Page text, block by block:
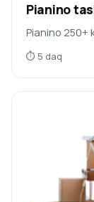
Pianino
Pianino 250+
⏱ 5 daq